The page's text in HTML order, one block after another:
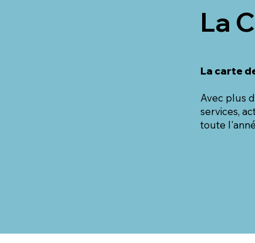
La
La carte
Avec plus
services,
toute